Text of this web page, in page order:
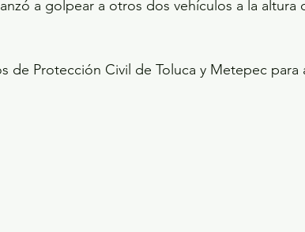
a golpear a otros dos vehículos a la altura
de Protección Civil de Toluca y Metepec para